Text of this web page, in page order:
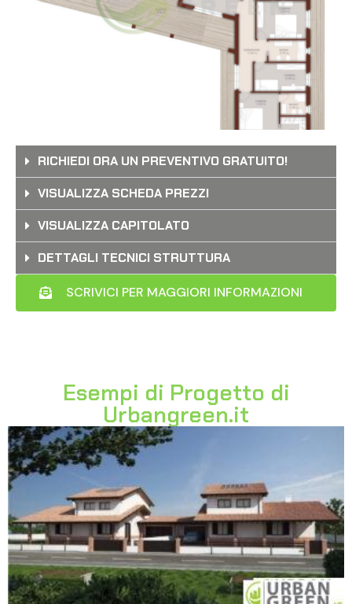
RICHIEDI ORA UN PREVENTIVO GRATUITO!
VISUALIZZA SCHEDA PREZZI
VISUALIZZA CAPITOLATO
DETTAGLI TECNICI STRUTTURA
SCRIVICI PER MAGGIORI INFORMAZIONI
Esempi di Progetto di
Urbangreen.it